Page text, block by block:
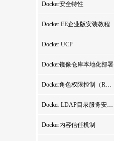
Docker安全特性
Docker EE企业版安装教程
Docker UCP
Docker镜像仓库本地化部署
Docker角色权限控制（RBAC）详解
Docker LDAP目录服务安装教程
Docker内容信任机制